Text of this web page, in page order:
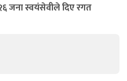
जना स्वयंसेवीले दिए रगत